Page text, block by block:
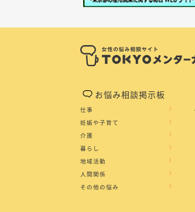
お悩み相談掲示板
仕事
妊娠や子育て
介護
暮らし
地域活動
人間関係
その他の悩み